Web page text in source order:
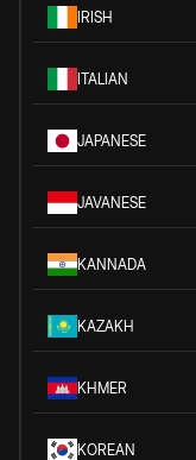
IRISH
ITALIAN
JAPANESE
JAVANESE
KANNADA
KAZAKH
KHMER
KOREAN